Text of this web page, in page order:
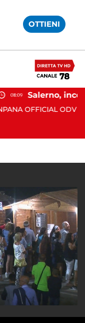
OTTIENI
ODV ha